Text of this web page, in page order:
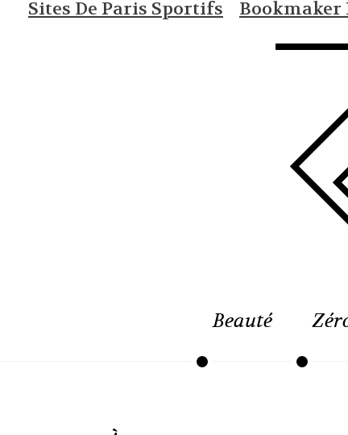
Sites De Paris Sportifs Bookmaker
Beauté